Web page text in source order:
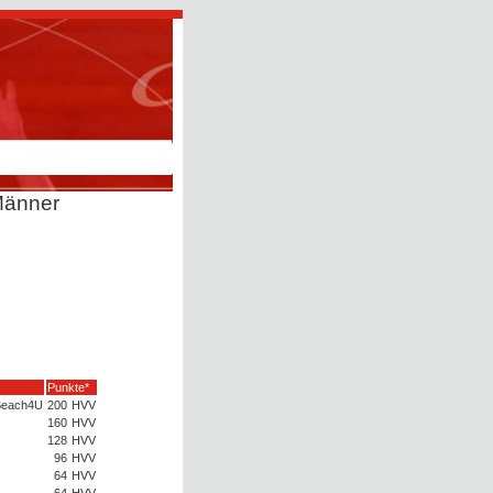
Punkte*
200 HVV
160 HVV
128 HVV
96 HVV
64 HVV